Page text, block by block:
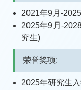
2021年9月-
2025年9月-
究生)
荣誉奖项:
2025年研究生